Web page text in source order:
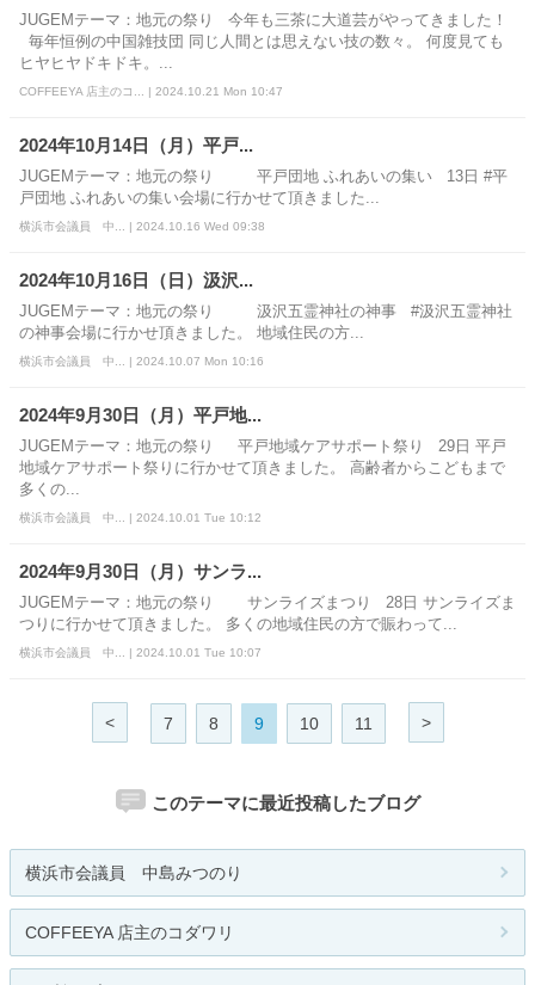
JUGEMテーマ：地元の祭り 今年も三茶に大道芸がやってきました！
毎年恒例の中国雑技団 同じ人間とは思えない技の数々。 何度見ても
ヒヤヒヤドキドキ。...
COFFEEYA 店主のコ... | 2024.10.21 Mon 10:47
2024年10月14日（月）平戸...
JUGEMテーマ：地元の祭り 平戸団地 ふれあいの集い 13日 #平
戸団地 ふれあいの集い会場に行かせて頂きました...
横浜市会議員 中... | 2024.10.16 Wed 09:38
2024年10月16日（日）汲沢...
JUGEMテーマ：地元の祭り 汲沢五霊神社の神事 #汲沢五霊神社
の神事会場に行かせ頂きました。 地域住民の方...
横浜市会議員 中... | 2024.10.07 Mon 10:16
2024年9月30日（月）平戸地...
JUGEMテーマ：地元の祭り 平戸地域ケアサポート祭り 29日 平戸
地域ケアサポート祭りに行かせて頂きました。 高齢者からこどもまで
多くの...
横浜市会議員 中... | 2024.10.01 Tue 10:12
2024年9月30日（月）サンラ...
JUGEMテーマ：地元の祭り サンライズまつり 28日 サンライズま
つりに行かせて頂きました。 多くの地域住民の方で賑わって...
横浜市会議員 中... | 2024.10.01 Tue 10:07
< 7 8 9 10 11 >
このテーマに最近投稿したブログ
横浜市会議員 中島みつのり
COFFEEYA 店主のコダワリ